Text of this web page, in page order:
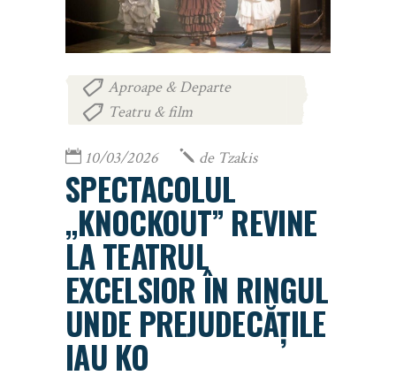
Aproape & Departe
Teatru & film
10/03/2026 de Tzakis
SPECTACOLUL
„KNOCKOUT” REVINE
LA TEATRUL
EXCELSIOR ÎN RINGUL
UNDE PREJUDECĂȚILE
IAU KO